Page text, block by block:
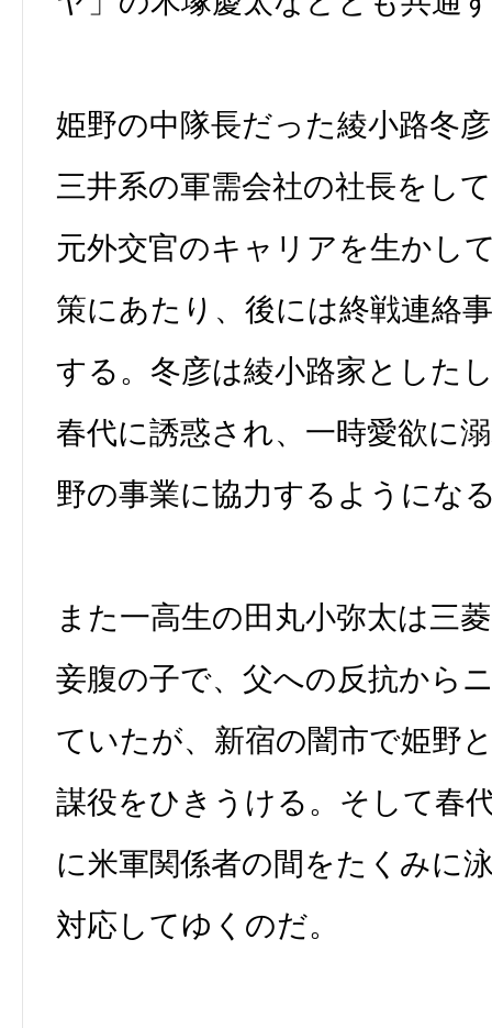
姫野の中隊長だった綾小路冬
三井系の軍需会社の社長をし
元外交官のキャリアを生かし
策にあたり、後には終戦連絡
する。冬彦は綾小路家とした
春代に誘惑され、一時愛欲に
野の事業に協力するようにな
また一高生の田丸小弥太は三
妾腹の子で、父への反抗から
ていたが、新宿の闇市で姫野
謀役をひきうける。そして春
に米軍関係者の間をたくみに
対応してゆくのだ。